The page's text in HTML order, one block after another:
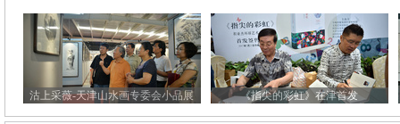
沽上采薇-天津山水画专委会小品展 《指尖的彩虹》在津首发